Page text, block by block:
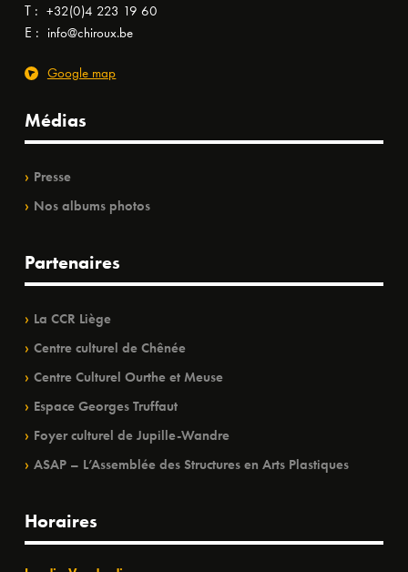
T : +32(0)4 223 19 60
E : info@chiroux.be
Google map
Médias
Presse
Nos albums photos
Partenaires
La CCR Liège
Centre culturel de Chênée
Centre Culturel Ourthe et Meuse
Espace Georges Truffaut
Foyer culturel de Jupille-Wandre
ASAP – L’Assemblée des Structures en Arts Plastiques
Horaires